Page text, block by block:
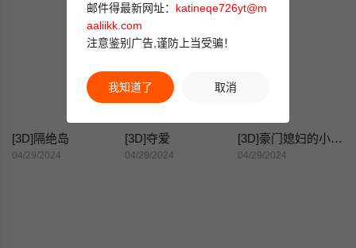
[3D]隔绝岛
04/29/2024
[3D]夺爱
04/29/2024
[3D]豪门媳妇的小秘密
04/29/2024
邮件得最新网址： katineqe726yt@m
aaliikk.com
注意鉴别广告,谨防上当受骗！
我知道了 取消